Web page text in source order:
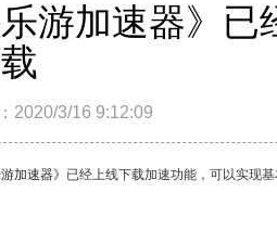
乐游加速器》
2020/3/16 9:12:09
游加速器》 已经上线下载加速功能，可以实现